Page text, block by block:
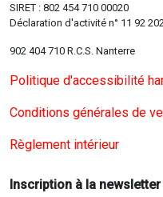
SIRET : 802 454 710 00020
Déclaration d'activité n° 11 92
902 404 710 R.C.S. Nanterre
Politique d'accessibilité
Conditions générales de
Règlement intérieur
Inscription à la newsletter